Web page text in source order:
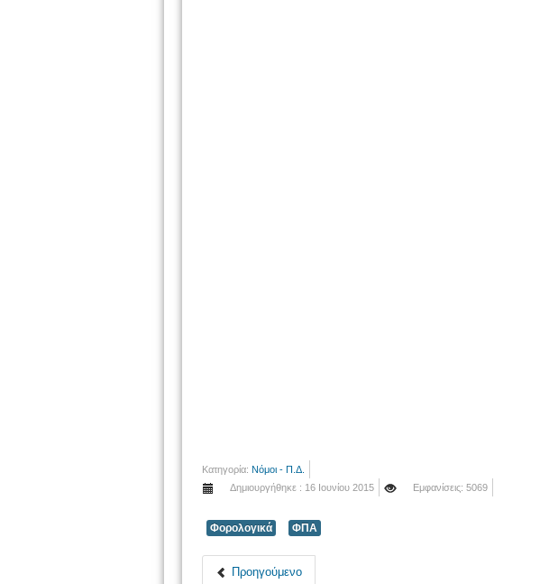
Κατηγορία: Νόμοι - Π.Δ.
Δημιουργήθηκε : 16 Ιουνίου 2015
Εμφανίσεις: 5069
Φορολογικά ΦΠΑ
Προηγούμενο